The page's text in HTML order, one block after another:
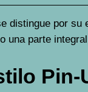
distingue por
una parte
Pin-